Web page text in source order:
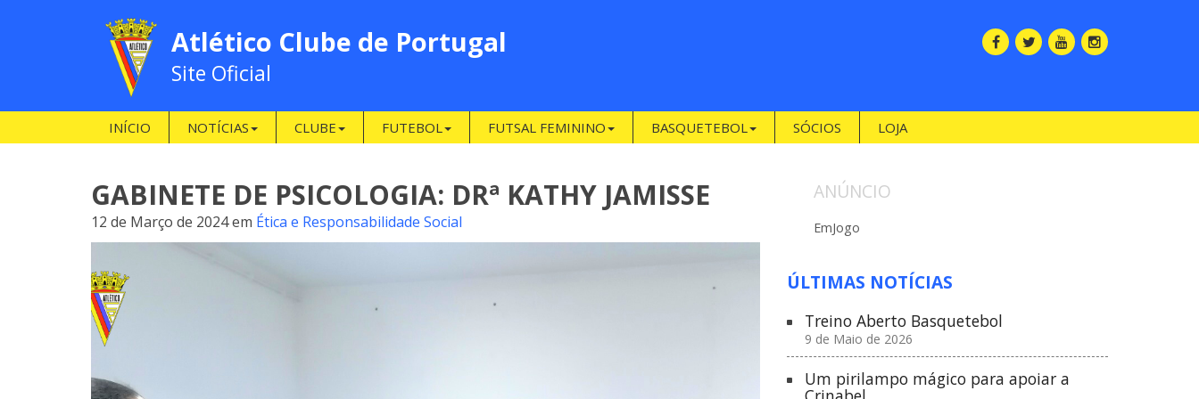
Atlético Clube de Portugal
Site Oficial
INÍCIO NOTÍCIAS CLUBE FUTEBOL FUTSAL FEMININO BASQUETEBOL SÓCIOS LOJA
GABINETE DE PSICOLOGIA: DRª KATHY JAMISSE
12 de Março de 2024em Ética e Responsabilidade Social
ANÚNCIO
EmJogo
ÚLTIMAS NOTÍCIAS
Treino Aberto Basquetebol
9 de Maio de 2026
Um pirilampo mágico para apoiar a